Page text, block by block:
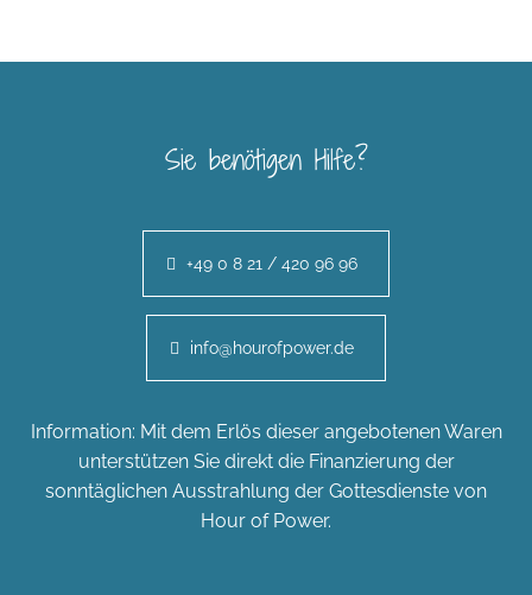
Sie benötigen Hilfe?
+49 0 8 21 / 420 96 96
info@hourofpower.de
Information: Mit dem Erlös dieser angebotenen Waren
unterstützen Sie direkt die Finanzierung der
sonntäglichen Ausstrahlung der Gottesdienste von
Hour of Power.